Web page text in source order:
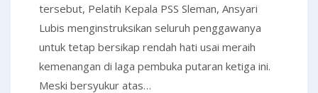
tersebut, Pelatih Kepala PSS Sleman, Ansyari
Lubis menginstruksikan seluruh penggawanya
untuk tetap bersikap rendah hati usai meraih
kemenangan di laga pembuka putaran ketiga ini.
Meski bersyukur atas…